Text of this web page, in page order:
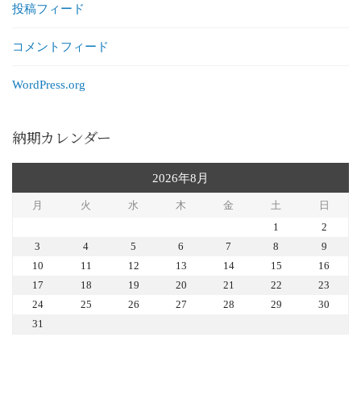
投稿フィード
コメントフィード
WordPress.org
納期カレンダー
2026年8月
月 火 水 木 金 土
日
1
2
3
4 5 6 7 8
9
10
11 12 13 14 15
16
17
18 19 20 21 22
23
24
25 26 27 28 29
30
31